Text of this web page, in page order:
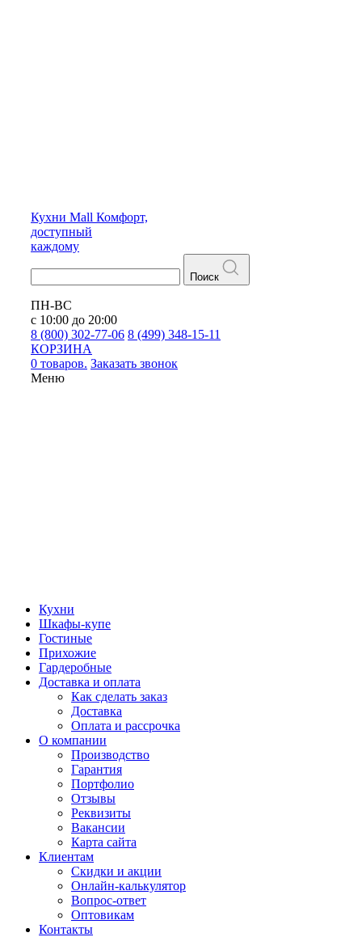
Кухни Mall Комфорт,
доступный
каждому
Поиск
ПН-ВС
с 10:00 до 20:00
8 (800) 302-77-06 8 (499) 348-15-11
КОРЗИНА
0 товаров. Заказать звонок
Меню
Кухни
Шкафы-купе
Гостиные
Прихожие
Гардеробные
Доставка и оплата
Как сделать заказ
Доставка
Оплата и рассрочка
О компании
Производство
Гарантия
Портфолио
Отзывы
Реквизиты
Вакансии
Карта сайта
Клиентам
Скидки и акции
Онлайн-калькулятор
Вопрос-ответ
Оптовикам
Контакты